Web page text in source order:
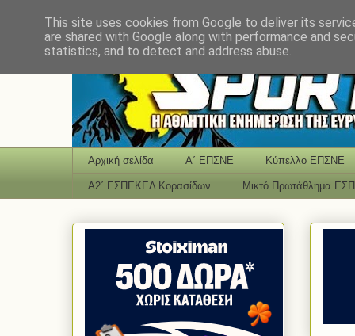
Αρχική σελίδα Α΄ ΕΠΣΝΕ Κύπελλο ΕΠΣΝΕ
Α2΄ ΕΣΠΕΚΕΛ Κορασίδων Μικτό Πρωτάθλημα
This site uses cookies from Google to deliver its
are shared with Google along with performance and
statistics, and to detect and address abuse.